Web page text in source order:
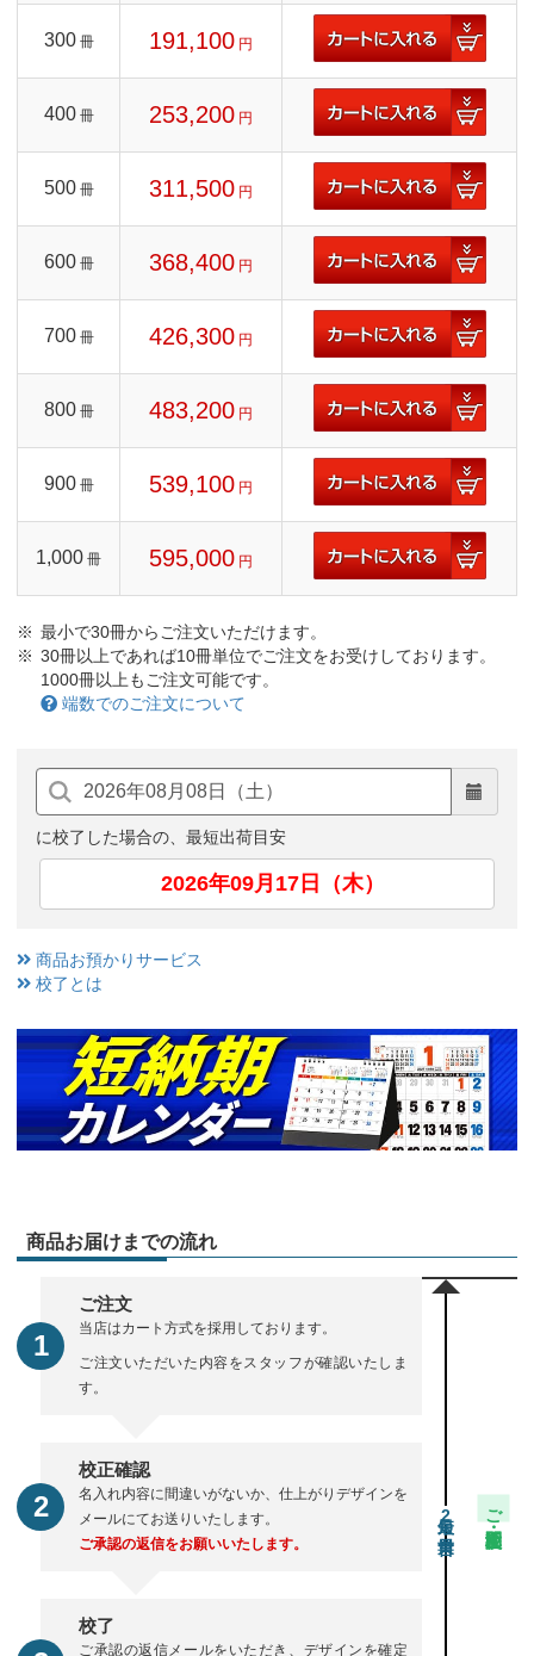
300 冊 191,100 円
400 冊 253,200 円
500 冊 311,500 円
600 冊 368,400 円
700 冊 426,300 円
800 冊 483,200 円
900 冊 539,100 円
1,000 冊 595,000 円
最小で30冊からご注文いただけます。
30冊以上であれば10冊単位でご注文をお受けしております。
1000冊以上もご注文可能です。
端数でのご注文について
に校了した場合の、最短出荷目安
2026年09月17日（木）
商品お預かりサービス
校了とは
商品お届けまでの流れ
ご注文
当店はカート方式を採用しております。
ご注文いただいた内容をスタッフが確認いたしま
す。
校正確認
名入れ内容に間違いがないか、仕上がりデザインを
メールにてお送りいたします。
ご承認の返信をお願いいたします。
校了
ご承認の返信メールをいただき、デザインを確定
2 ご注文・校正期間